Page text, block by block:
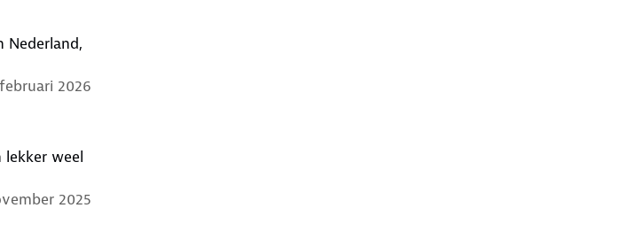
Nederland,
2026
lekker weel
2025